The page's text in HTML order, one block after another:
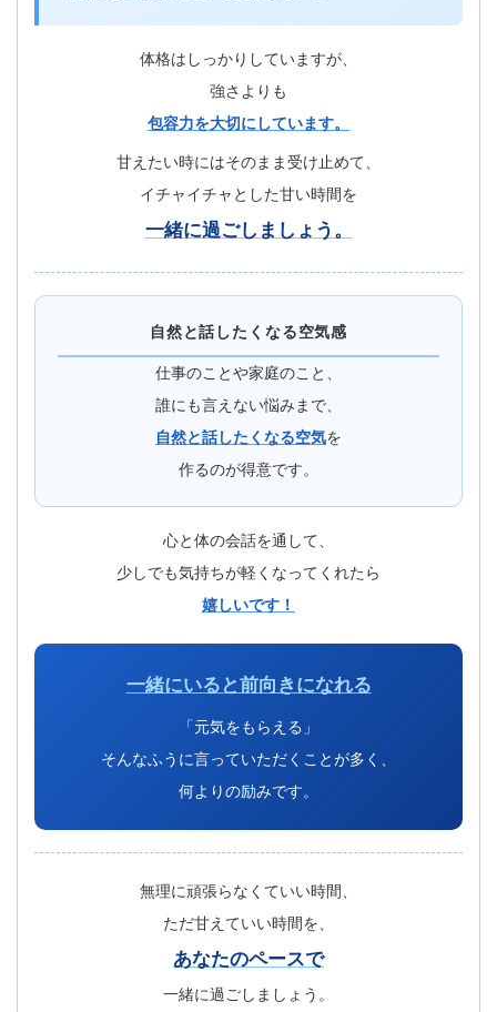
体格はしっかりしていますが、
強さよりも
包容力を大切にしています。
甘えたい時にはそのまま受け止めて、
イチャイチャとした甘い時間を
一緒に過ごしましょう。
自然と話したくなる空気感
仕事のことや家庭のこと、
誰にも言えない悩みまで、
自然と話したくなる空気を
作るのが得意です。
心と体の会話を通して、
少しでも気持ちが軽くなってくれたら
嬉しいです！
一緒にいると前向きになれる
「元気をもらえる」
そんなふうに言っていただくことが多く、
何よりの励みです。
無理に頑張らなくていい時間、
ただ甘えていい時間を、
あなたのペースで
一緒に過ごしましょう。